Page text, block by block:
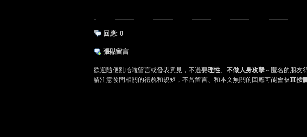
回應: 0
張貼留言
歡迎隨便亂哈啦留言或發表意見，不過要理性 不做人身攻擊～匿名的朋友
請注意發問相關的禮貌和規矩，不當留言、和本文無關的回應可能會被直接